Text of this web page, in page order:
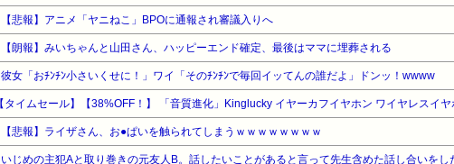
【悲報】アニメ「ヤニねこ」BPOに通報され審議入りへ
【朗報】みいちゃんと山田さん、ハッピーエンド確定、最後はママに埋葬される
彼女「おﾁﾝﾁﾝ小さいくせに！」ワイ「そのﾁﾝﾁﾝで毎回イッてんの誰だよ」ドンッ！wwww
【悲報】ライザさん、お●ぱいを触られてしまうｗｗｗｗｗｗｗｗ